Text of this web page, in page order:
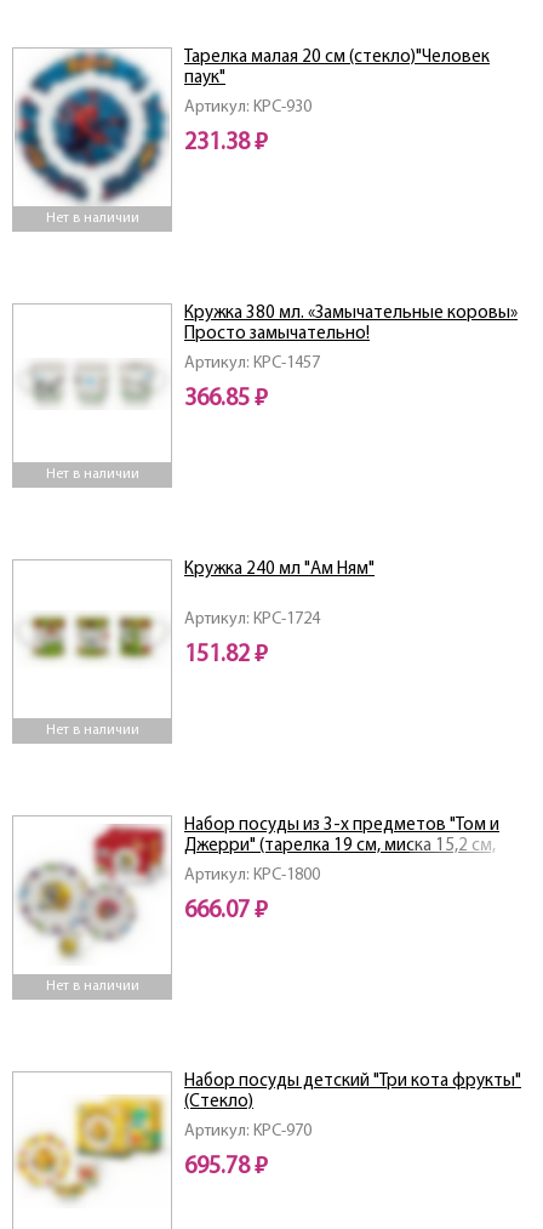
Нет в наличии
Артикул: KPC-930
Тарелка малая 20 см (стекло)"Человек
паук"
231.38 ₽
Нет в наличии
Артикул: КРС-1457
Кружка 380 мл. «Замычательные коровы»
Просто замычательно!
366.85 ₽
Нет в наличии
Артикул: КРС-1724
Кружка 240 мл "Ам Ням"
151.82 ₽
Нет в наличии
Артикул: КРС-1800
Набор посуды из 3-х предметов "Том и
Джерри" (тарелка 19 см, миска 15,2 см,
кружка 240 мл)
666.07 ₽
Артикул: KPC-970
Набор посуды детский "Три кота фрукты"
(Стекло)
695.78 ₽